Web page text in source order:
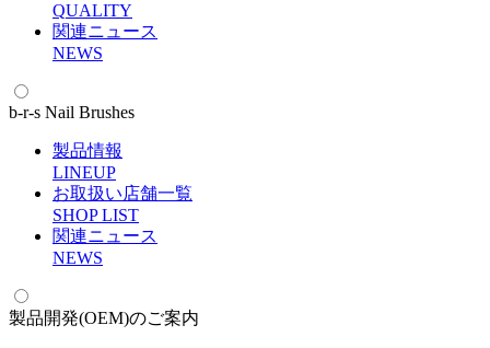
QUALITY
関連ニュース
NEWS
b-r-s Nail Brushes
製品情報
LINEUP
お取扱い店舗一覧
SHOP LIST
関連ニュース
NEWS
製品開発(OEM)のご案内